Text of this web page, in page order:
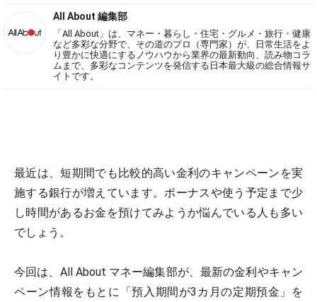
All About 編集部
「All About」は、マネー・暮らし・住宅・グルメ・旅行・健康
など多彩な分野で、その道のプロ（専門家）が、日常生活をよ
り豊かに快適にするノウハウから業界の最新動向、読み物コラ
ムまで、多彩なコンテンツを発信する日本最大級の総合情報サ
イトです。
最近は、短期間でも比較的高い金利のキャンペーンを実
施する銀行が増えています。ボーナスや使う予定まで少
し時間があるお金を預けてみようか悩んでいる人も多い
でしょう。
今回は、All About マネー編集部が、最新の金利やキャン
ペーン情報をもとに「預入期間が3カ月の定期預金」を